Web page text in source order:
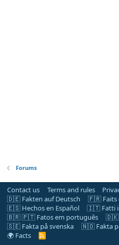
Forums
Contact us Terms and rules
🇩🇪 Fakten auf Deutsch
🇫🇷 Faits
🇪🇸 Hechos en Español
🇮🇹 Fatti
🇧🇷 🇵🇹 Fatos em português
🇩🇰
🇸🇪 Fakta på svenska
🇳🇴 Fakta
🌍 Facts
R